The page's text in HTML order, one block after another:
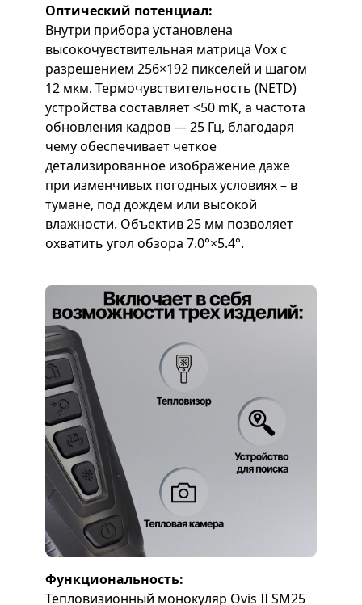
Оптический потенциал:
Внутри прибора установлена
высокочувствительная матрица Vox с
разрешением 256×192 пикселей и шагом
12 мкм. Термочувствительность (NETD)
устройства составляет <50 mK, а частота
обновления кадров — 25 Гц, благодаря
чему обеспечивает четкое
детализированное изображение даже
при изменчивых погодных условиях – в
тумане, под дождем или высокой
влажности. Объектив 25 мм позволяет
охватить угол обзора 7.0°×5.4°.
Функциональность:
Тепловизионный монокуляр Ovis II SM25